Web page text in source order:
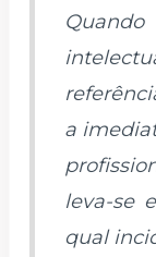
a
leva-se
qual